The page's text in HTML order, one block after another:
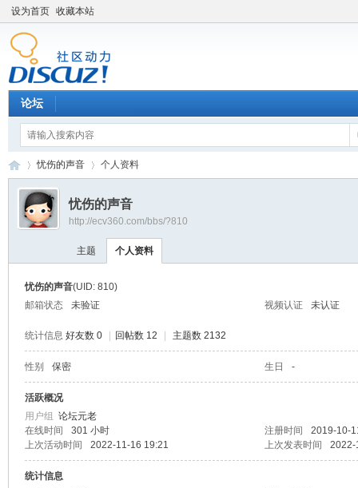
设为首页 收藏本站
论坛
›
忧伤的声音 个人资料
忧伤的声音
http://ecv360.com/bbs/?810
主题 个人资料
忧伤的声音(UID: 810)
邮箱状态
未验证 视频认证 未认证
统计信息 好友数 0 回帖数 12 主题数 2132
性别 保密 生日 -
活跃概况
用户组 论坛元老
在线时间
301 小时 注册时间
2019-10-
上次活动时间
2022-11-16 19:21 上次发表时间 2022-
统计信息